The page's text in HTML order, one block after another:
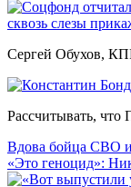
сквозь слезы
Сергей Обухов,
Рассчитывать, что
Вдова бойца СВО и
«Это геноцид»: